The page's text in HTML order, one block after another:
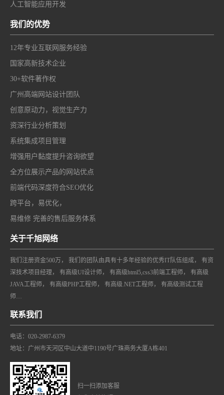
人工智能应用开发
我们的优势
12年专业互联网服务经验
国家高新技术企业
30+软件著作权
广州高端网站设计团队
创意原动力，视觉生产力
资深行业分析策划
系统集成项目管理
增强用户黏度提升咨询欲望
全方位展示产品的网站优点
前端代码深度符合SEO优化
跨平台，易优化，
易维修 完善的售后服务体系
关于千旭网络
我们注册资金500万， 我们的团队由具有十多年经验的优秀IT队伍组成， 有资
深技术项目经理， 有高级UI设计师， 有高级html5,css3前端工程师， 有高级
JAVA工程师， 有高级PHP工程师， 有高级.NET工程师， 有高级测试工程
师…
联系我们
电话：020-2987-6379
地址：广州市天河区中山大道中1190号广珠商务大厦A栋401
扫一扫添加客服